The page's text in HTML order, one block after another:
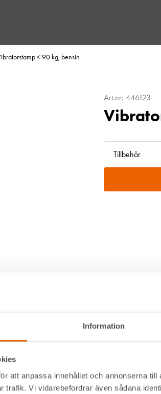
Information
att anpassa innehållet och annonserna
trafik. Vi vidarebefordrar även sådana
< 90 kg, bensin
Art.nr: 446123
Tillbehör
Alltid nära